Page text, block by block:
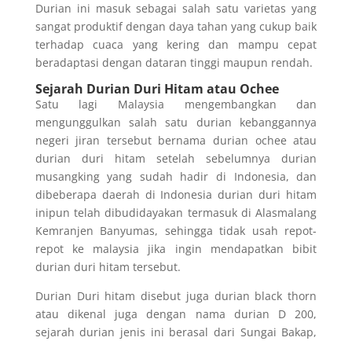
Durian ini masuk sebagai salah satu varietas yang
sangat produktif dengan daya tahan yang cukup baik
terhadap cuaca yang kering dan mampu cepat
beradaptasi dengan dataran tinggi maupun rendah.
Sejarah Durian Duri Hitam atau Ochee
Satu lagi Malaysia mengembangkan dan
mengunggulkan salah satu durian kebanggannya
negeri jiran tersebut bernama durian ochee atau
durian duri hitam setelah sebelumnya durian
musangking yang sudah hadir di Indonesia, dan
dibeberapa daerah di Indonesia durian duri hitam
inipun telah dibudidayakan termasuk di Alasmalang
Kemranjen Banyumas, sehingga tidak usah repot-
repot ke malaysia jika ingin mendapatkan bibit
durian duri hitam tersebut.
Durian Duri hitam disebut juga durian black thorn
atau dikenal juga dengan nama durian D 200,
sejarah durian jenis ini berasal dari Sungai Bakap,